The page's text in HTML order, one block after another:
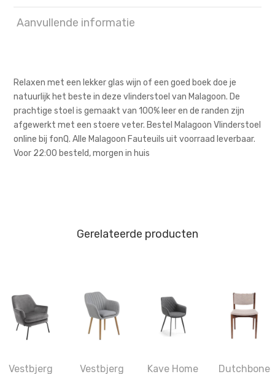
Aanvullende informatie
Relaxen met een lekker glas wijn of een goed boek doe je
natuurlijk het beste in deze vlinderstoel van Malagoon. De
prachtige stoel is gemaakt van 100% leer en de randen zijn
afgewerkt met een stoere veter. Bestel Malagoon Vlinderstoel
online bij fonQ. Alle Malagoon Fauteuils uit voorraad leverbaar.
Voor 22:00 besteld, morgen in huis
Gerelateerde producten
Vestbjerg
Vestbjerg
Kave Home
Dutchbone